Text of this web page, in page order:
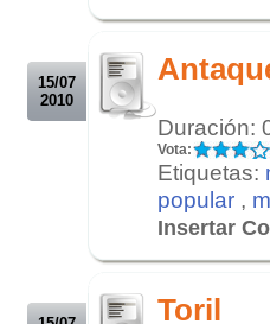
15/07
2010
Duración:
Vota:
Etiquetas:
popular ,
Insertar
Toril